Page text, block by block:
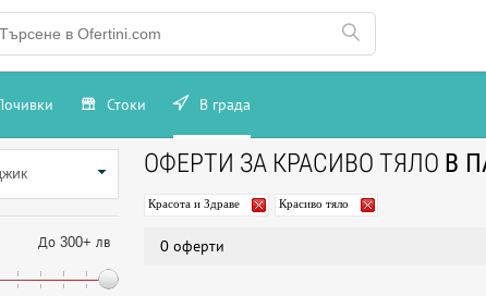
Стоки В града
До 300+ лв
ОФЕРТИ ЗА КРАСИВО ТЯЛО В
Красота и Здраве Красиво тяло
0 оферти